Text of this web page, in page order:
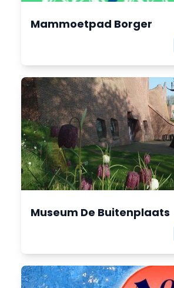
Mammoetpad Borger
Museum De Buitenplaats